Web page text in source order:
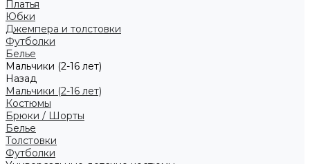
Платья
Юбки
Джемпера и толстовки
Футболки
Белье
Мальчики (2-16 лет)
Назад
Мальчики (2-16 лет)
Костюмы
Брюки / Шорты
Белье
Толстовки
Футболки